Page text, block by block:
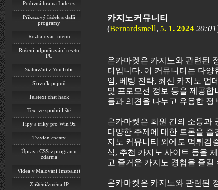
Podivná hra na Lide.cz
Příkazový řádek a další
programy
Rozbalovací menu
Rušení odpočítávání resetu
PC
Stahování z YouTube
Slovník pojmů
Teletext chat hack
Text ve spodní liště
Tipy a triky pro Win 9x
Travian cheaty
Úprava CSS v programu
zdarma
Videa v Malování (mspaint)
Zjištění/změna IP
카지노커뮤니티
(Bernardsmell, 5. 1. 2024 20:01
온카마켓은 카지노와 관련된
티입니다. 이 커뮤니티는 다
임, 베팅 전략, 최신 카지노 업
및 프로모션 정보 등을 제공
들과 의견을 나누고 유용한 정
온카마켓은 회원 간의 소통과
다양한 주제에 대한 토론을
지노 커뮤니티 외에도 먹튀검
식, 추천 카지노 사이트 등을
고 즐거운 카지노 경험을 즐길
온카마켓은 카지노와 관련된